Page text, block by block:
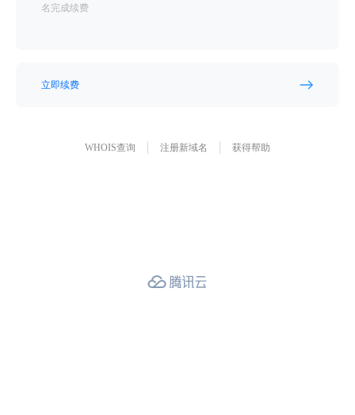
名完成续费
立即续费
WHOIS查询 注册新域名 获得帮助